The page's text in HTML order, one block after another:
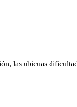
las ubicuas